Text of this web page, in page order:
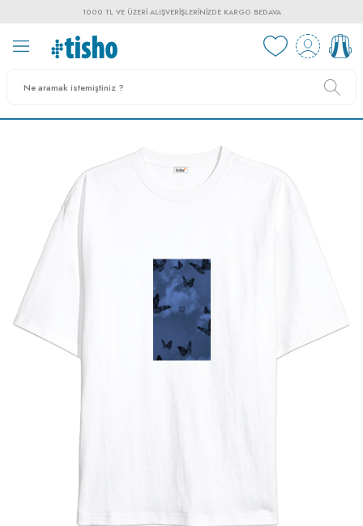
1000 TL VE ÜZERI ALIŞVERIŞLERINIZDE KARGO BEDAVA